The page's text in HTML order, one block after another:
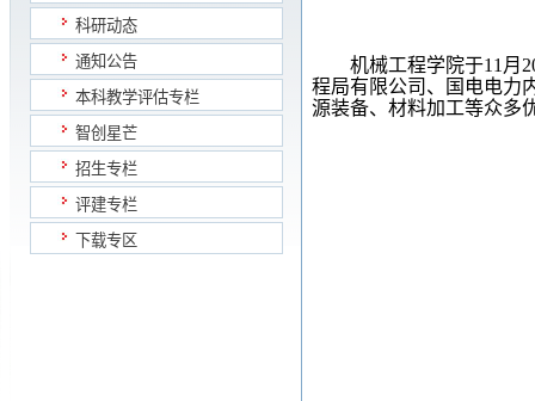
科研动态
通知公告
本科教学评估专栏
智创星芒
招生专栏
评建专栏
下载专区
机械工程学院于11月
程局有限公司 、国电电力
源装备、材料加工等众多